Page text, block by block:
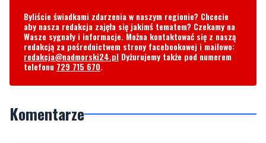
redakcja@nadmorski24.plDyżurujemy także pod numerem
telefonu729 715 670.
Komentarze
Napisz swój komentarz